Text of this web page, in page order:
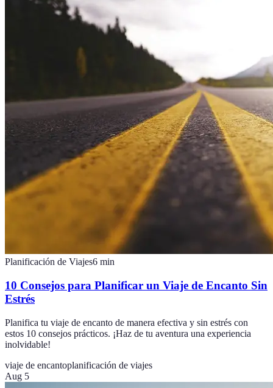
Planificación de Viajes6 min
10 Consejos para Planificar un Viaje de Encanto Sin
Estrés
Planifica tu viaje de encanto de manera efectiva y sin estrés con
estos 10 consejos prácticos. ¡Haz de tu aventura una experiencia
inolvidable!
viaje de encantoplanificación de viajes
Aug 5